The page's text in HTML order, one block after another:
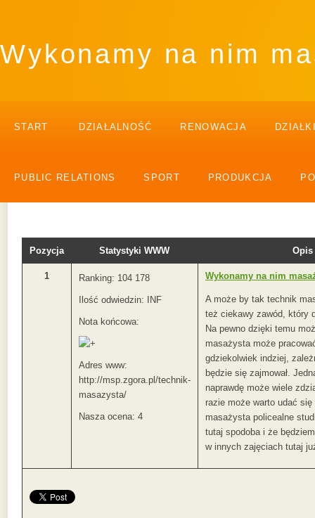
Wykonamy na nim
START DZIAŁALNOŚĆ RENOWACJA
PUBLIC RELATIONS SPORT PRODUKCJA
Pozycja Statystyki WWW Opis
1 Ranking: 104 178
Ilość odwiedzin: INF
Nota końcowa:
Adres www:
http://msp.zgora.pl/technik-
masazysta/
Nasza ocena: 4
Wykonamy na nim
A może by tak technik
też ciekawy zawód, który
Na pewno dzięki temu
masażysta może
gdziekolwiek indziej,
będzie się zajmował.
naprawdę może wiele
razie może warto udać
masażysta policealne
tutaj spodoba i że
w innych zajęciach tutaj